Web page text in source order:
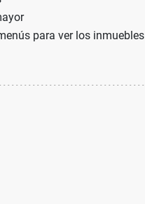
para ver los inmuebles